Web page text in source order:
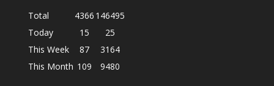
Total 4366 146495
Today
15
25
This Week
87
3164
This Month 109 9480